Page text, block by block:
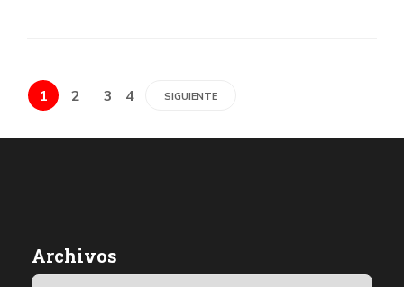
1 2 3 4 SIGUIENTE
Archivos